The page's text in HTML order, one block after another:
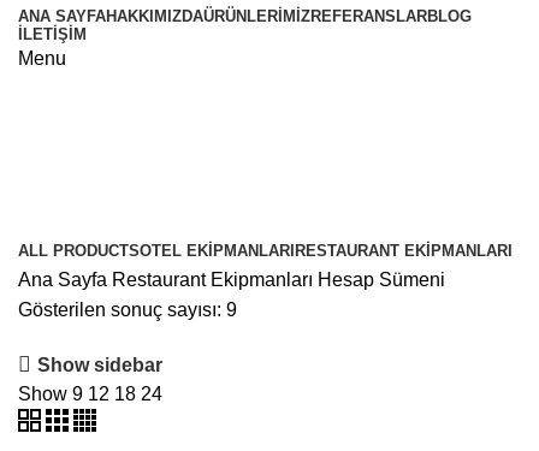
ANA SAYFAHAKKIMIZDAÜRÜNLERIMIZREFERANSLARBLOG
İLETIŞIM
Menu
ALL PRODUCTSOTEL EKIPMANLARI RESTAURANT EKIPMANLARI
Ana Sayfa Restaurant Ekipmanları Hesap Sümeni
Gösterilen sonuç sayısı: 9
Show sidebar
Show 9 12 18 24